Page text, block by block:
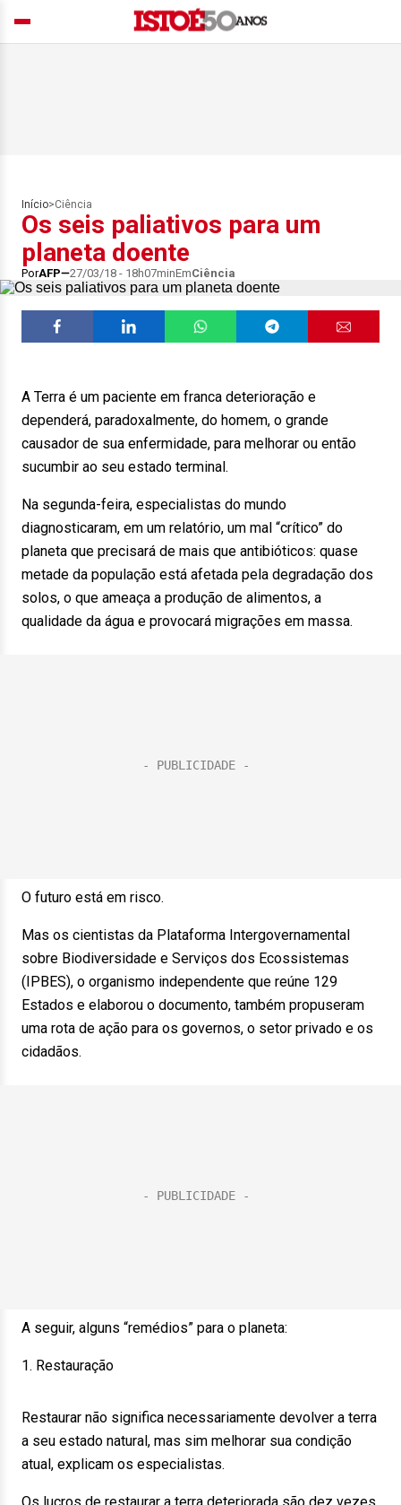
Início>Ciência
Os seis paliativos para um
planeta doente
PorAFP 27/03/18 - 18h07minEmCiência
A Terra é um paciente em franca deterioração e
dependerá, paradoxalmente, do homem, o grande
causador de sua enfermidade, para melhorar ou então
sucumbir ao seu estado terminal.
Na segunda-feira, especialistas do mundo
diagnosticaram, em um relatório, um mal “crítico” do
planeta que precisará de mais que antibióticos: quase
metade da população está afetada pela degradação dos
solos, o que ameaça a produção de alimentos, a
qualidade da água e provocará migrações em massa.
O futuro está em risco.
Mas os cientistas da Plataforma Intergovernamental
sobre Biodiversidade e Serviços dos Ecossistemas
(IPBES), o organismo independente que reúne 129
Estados e elaborou o documento, também propuseram
uma rota de ação para os governos, o setor privado e os
cidadãos.
A seguir, alguns “remédios” para o planeta:
1. Restauração
Restaurar não significa necessariamente devolver a terra
a seu estado natural, mas sim melhorar sua condição
atual, explicam os especialistas.